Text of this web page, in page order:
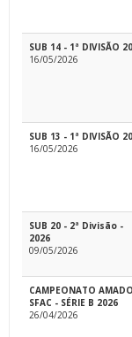
SUB 14 - 1ª DIVISÃO
16/05/2026
SUB 13 - 1ª DIVISÃO
16/05/2026
SUB 20 - 2ª Divisão -
2026
09/05/2026
CAMPEONATO
SFAC - SÉRIE B 2026
26/04/2026